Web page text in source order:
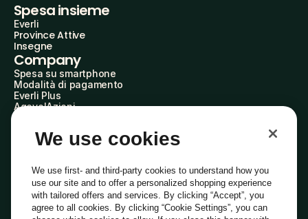
Spesa insieme
Everli
Province Attive
Insegne
Company
Spesa su smartphone
Modalità di pagamento
Everli Plus
AgevolAzioni
Everli Shoppers
Scopri chi siamo
Domande frequenti
Lavora con noi
Diventa Shopper
We use cookies
We use first- and third-party cookies to understand how you
use our site and to offer a personalized shopping experience
with tailored offers and services. By clicking “Accept”, you
agree to all cookies. By clicking “Cookie Settings”, you can